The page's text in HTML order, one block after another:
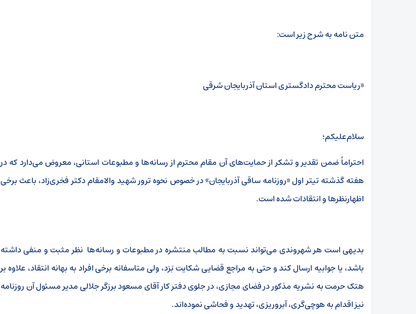
متن نامه به شرح زیر است:
«ریاست محترم دادگستری استان آذربایجان شرقی
سلام‌علیکم؛
احتراماً ضمن تقدیر و تشکر از حمایت‌های آن مقام محترم از رسانه‌ها و مطبوعات استانی، معروض می‌دارد که در
هفته گذشته تیتر اول «روزنامه ساقی آذربایجان» در خصوص نحوه ترور شهید والامقام دکتر فخری‌زاد، باعث برخی
اظهارنظرها و انتقادات شده است.
بدیهی است هر شهروندی می‌تواند نسبت به مطالب منتشره در مطبوعات و رسانه‌ها نظر مثبت و منفی داشته
باشد، یا جوابیه ارسال کند و حتی به مراجع قضایی شکایت بَرَد، ولی متاسفانه برخی افراد به بهانه انتقاد، علاوه بر
هتک حرمت به نشریه مذکور در فضای مجازی، در جلوی دفتر کار آقای مسعود برزگر جلالی مدیر مسئول آن روزنامه
نیز اقدام به هوچی‌گری، آبروریزی، تهدید و فحاشی نموده‌اند.